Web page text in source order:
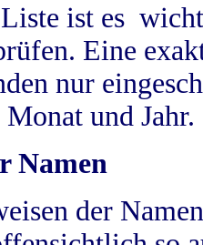
ist es
Eine
nur
und Jahr.
Namen
der